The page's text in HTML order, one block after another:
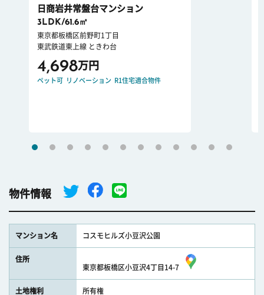
日商岩井常盤台マンション
3LDK/61.6㎡
東京都板橋区前野町1丁目
東武鉄道東上線 ときわ台
4,698万円
ペット可 リノベーション R1住宅適合物件
物件情報
マンション名 コスモヒルズ小豆沢公園
住所
東京都板橋区小豆沢4丁目14-7
土地権利 所有権